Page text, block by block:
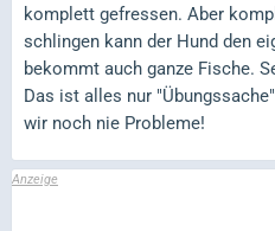
komplett gefressen. Aber
schlingen kann der Hund den
bekommt auch ganze Fische.
Das ist alles nur
wir noch nie Probleme!